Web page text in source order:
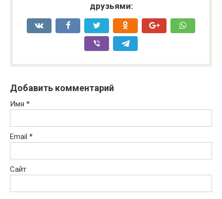
друзьями:
Добавить комментарий
Имя *
Email *
Сайт